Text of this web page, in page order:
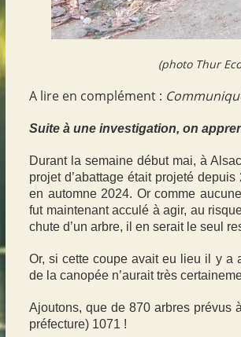
(photo Thur
A lire en complément :
Suite à une investigation, on
Durant la semaine début mai, à
projet d’abattage était projeté
en automne 2024. Or comme
fut maintenant acculé à agir, au
chute d’un arbre, il en serait le seul
Or, si cette coupe avait eu lieu il y a
de la canopée n’aurait très
Ajoutons, que de 870 arbres prévus
préfecture) 1071 !